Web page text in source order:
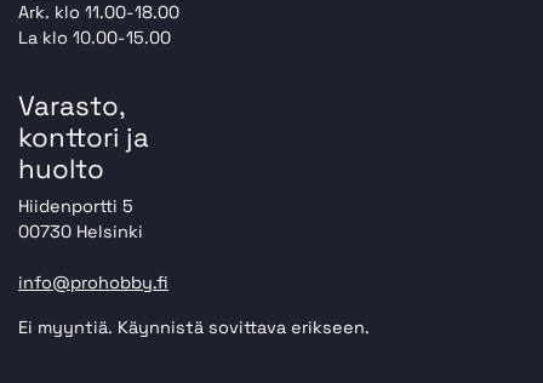
Ark. klo 11.00-18.00
La klo 10.00-15.00
Varasto,
konttori ja
huolto
Hiidenportti 5
00730 Helsinki
info@prohobby.fi
Ei myyntiä. Käynnistä sovittava erikseen.